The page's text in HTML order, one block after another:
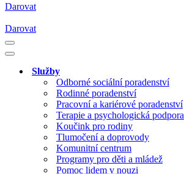
Darovat
Darovat
Navigační
menu
Navigační
Služby
Odborné sociální poradenství
Rodinné poradenství
Pracovní a kariérové poradenství
Terapie a psychologická podpora
Koučink pro rodiny
Tlumočení a doprovody
Komunitní centrum
Programy pro děti a mládež
Pomoc lidem v nouzi